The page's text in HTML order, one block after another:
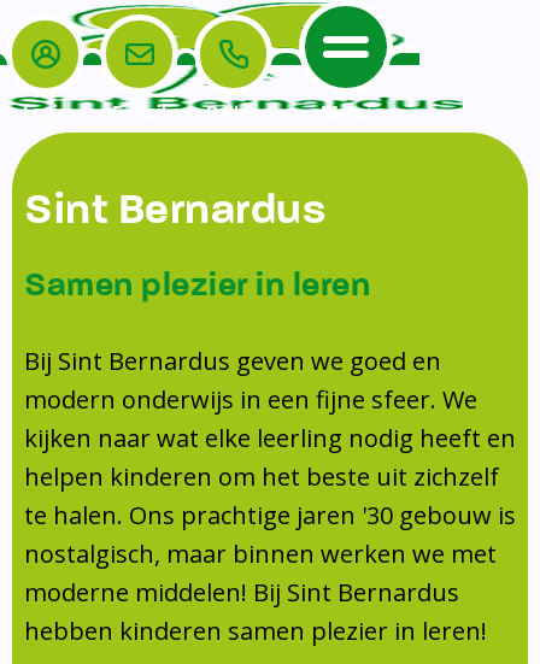
Home
De School
Veiligheidsplan
Onderwijs
Leerlingenraad
Leerlingenzorg
Doorstroomtoets
Jeugdprofessional op school
Centrum Jeugd en Gezin
Schoollogopedie
schoolondersteuningsprofiel
Schooltijden
Absentie
Vakanties
Aanmelden
Het Team
Ouders
Ouders
Tussenschoolse opvang
Activiteitencommissie (AC)
Medezeggenschapsraad (MR)
Formulieren
Klachtenregeling
Contact
Login E-mail Bellen Menu
Sint Bernardus
Samen plezier in leren
Bij Sint Bernardus geven we goed en
modern onderwijs in een fijne sfeer. We
kijken naar wat elke leerling nodig heeft en
helpen kinderen om het beste uit zichzelf
te halen. Ons prachtige jaren '30 gebouw is
nostalgisch, maar binnen werken we met
moderne middelen! Bij Sint Bernardus
hebben kinderen samen plezier in leren!